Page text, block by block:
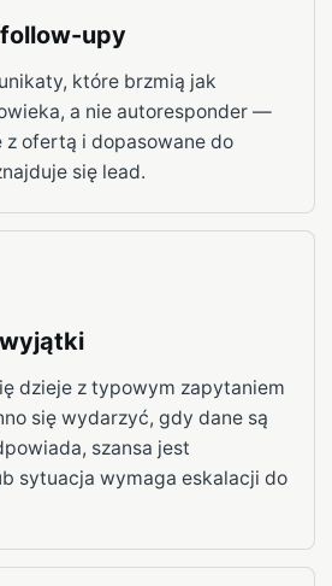
upy
które brzmią jak
a nie autoresponder —
z ofertą i dopasowane do
się lead.
dzieje z typowym zapytaniem
się wydarzyć, gdy dane są
szansa jest
sytuacja wymaga eskalacji do